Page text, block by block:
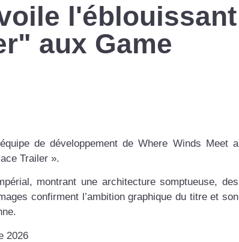
l'éblouissant
aux Game
de développement de Where Winds Meet a
Trailer ».
montrant une architecture somptueuse, des
confirment l’ambition graphique du titre et son
2026